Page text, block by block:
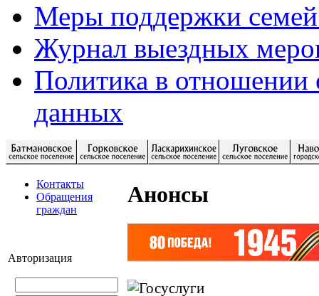
Меры поддержки
Журнал выездных
Политика в отношении
данных
Контакты
Обращения
граждан
Авторизация
Анонсы